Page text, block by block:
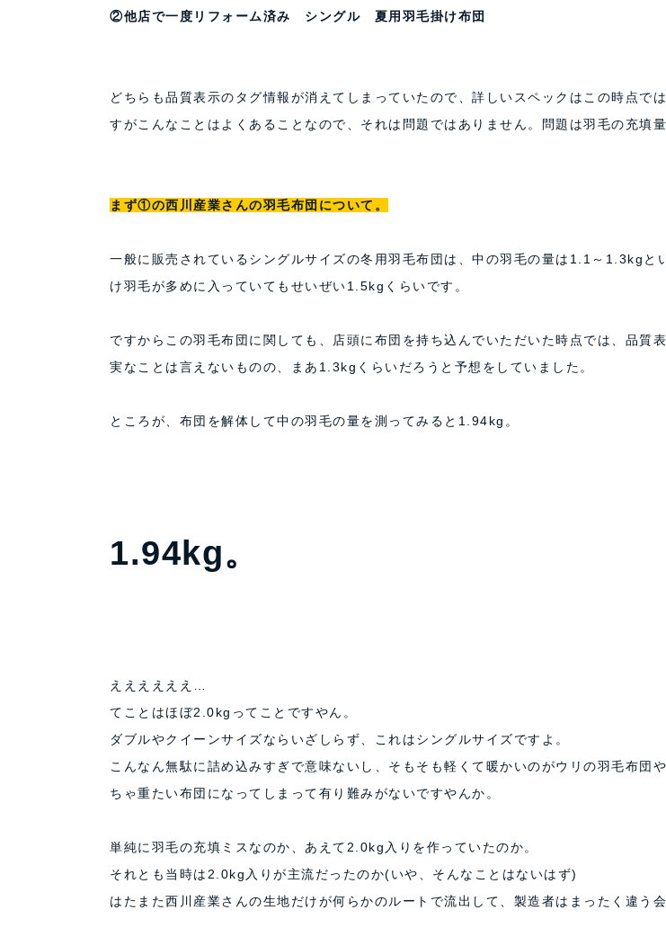
②他店で一度リフォーム済み シングル 夏用羽毛掛け布団
どちらも品質表示のタグ情報が消えてしまっていたので、詳しいスペックはこの時点で
すがこんなことはよくあることなので、それは問題ではありません。問題は羽毛の充填量
まず①の西川産業さんの羽毛布団について。
一般に販売されているシングルサイズの冬用羽毛布団は、中の羽毛の量は1.1～1.3kgと
け羽毛が多めに入っていてもせいぜい1.5kgくらいです。
ですからこの羽毛布団に関しても、店頭に布団を持ち込んでいただいた時点では、品質
実なことは言えないものの、まあ1.3kgくらいだろうと予想をしていました。
ところが、布団を解体して中の羽毛の量を測ってみると1.94kg。
1.94kg。
ええええええ…
てことはほぼ2.0kgってことですやん。
ダブルやクイーンサイズならいざしらず、これはシングルサイズですよ。
こんなん無駄に詰め込みすぎで意味ないし、そもそも軽くて暖かいのがウリの羽毛布団
ちゃ重たい布団になってしまって有り難みがないですやんか。
単純に羽毛の充填ミスなのか、あえて2.0kg入りを作っていたのか。
それとも当時は2.0kg入りが主流だったのか(いや、そんなことはないはず)
はたまた西川産業さんの生地だけが何らかのルートで流出して、製造者はまったく違う会